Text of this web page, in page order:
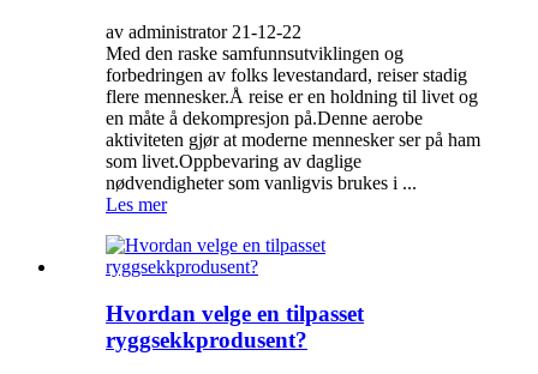
av administrator 21-12-22
Med den raske samfunnsutviklingen og
forbedringen av folks levestandard, reiser stadig
flere mennesker.Å reise er en holdning til livet og
en måte å dekompresjon på.Denne aerobe
aktiviteten gjør at moderne mennesker ser på ham
som livet.Oppbevaring av daglige
nødvendigheter som vanligvis brukes i ...
Les mer
Hvordan velge en tilpasset
ryggsekkprodusent?